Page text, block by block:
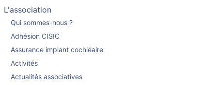
L'association
Qui sommes-nous ?
Adhésion CISIC
Assurance implant cochléaire
Activités
Actualités associatives